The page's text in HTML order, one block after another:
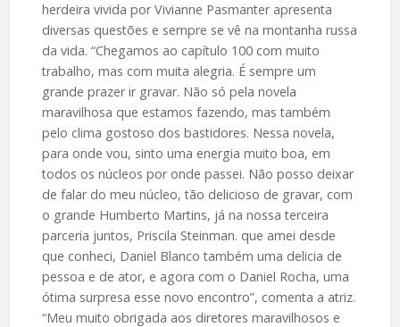
herdeira vivida por Vivianne Pasmanter apresenta
diversas questões e sempre se vê na montanha russa
da vida. “Chegamos ao capítulo 100 com muito
trabalho, mas com muita alegria. É sempre um
grande prazer ir gravar. Não só pela novela
maravilhosa que estamos fazendo, mas também
pelo clima gostoso dos bastidores. Nessa novela,
para onde vou, sinto uma energia muito boa, em
todos os núcleos por onde passei. Não posso deixar
de falar do meu núcleo, tão delicioso de gravar, com
o grande Humberto Martins, já na nossa terceira
parceria juntos, Priscila Steinman. que amei desde
que conheci, Daniel Blanco também uma delicia de
pessoa e de ator, e agora com o Daniel Rocha, uma
ótima surpresa esse novo encontro”, comenta a atriz.
“Meu muito obrigada aos diretores maravilhosos e